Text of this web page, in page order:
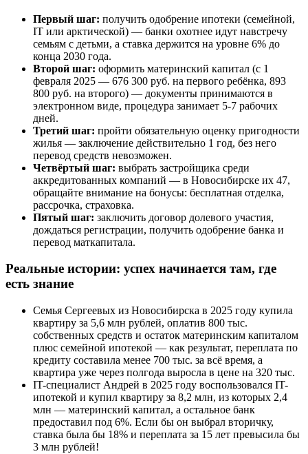
Первый шаг: получить одобрение ипотеки (семейной,
IT или арктической) — банки охотнее идут навстречу
семьям с детьми, а ставка держится на уровне 6% до
конца 2030 года.
Второй шаг: оформить материнский капитал (с 1
февраля 2025 — 676 300 руб. на первого ребёнка, 893
800 руб. на второго) — документы принимаются в
электронном виде, процедура занимает 5-7 рабочих
дней.
Третий шаг: пройти обязательную оценку пригодности
жилья — заключение действительно 1 год, без него
перевод средств невозможен.
Четвёртый шаг: выбрать застройщика среди
аккредитованных компаний — в Новосибирске их 47,
обращайте внимание на бонусы: бесплатная отделка,
рассрочка, страховка.
Пятый шаг: заключить договор долевого участия,
дождаться регистрации, получить одобрение банка и
перевод маткапитала.
Реальные истории: успех начинается там, где
есть знание
Семья Сергеевых из Новосибирска в 2025 году купила
квартиру за 5,6 млн рублей, оплатив 800 тыс.
собственных средств и остаток материнским капиталом
плюс семейной ипотекой — как результат, переплата по
кредиту составила менее 700 тыс. за всё время, а
квартира уже через полгода выросла в цене на 320 тыс.
IT-специалист Андрей в 2025 году воспользовался IT-
ипотекой и купил квартиру за 8,2 млн, из которых 2,4
млн — материнский капитал, а остальное банк
предоставил под 6%. Если бы он выбрал вторичку,
ставка была бы 18% и переплата за 15 лет превысила бы
3 млн рублей!